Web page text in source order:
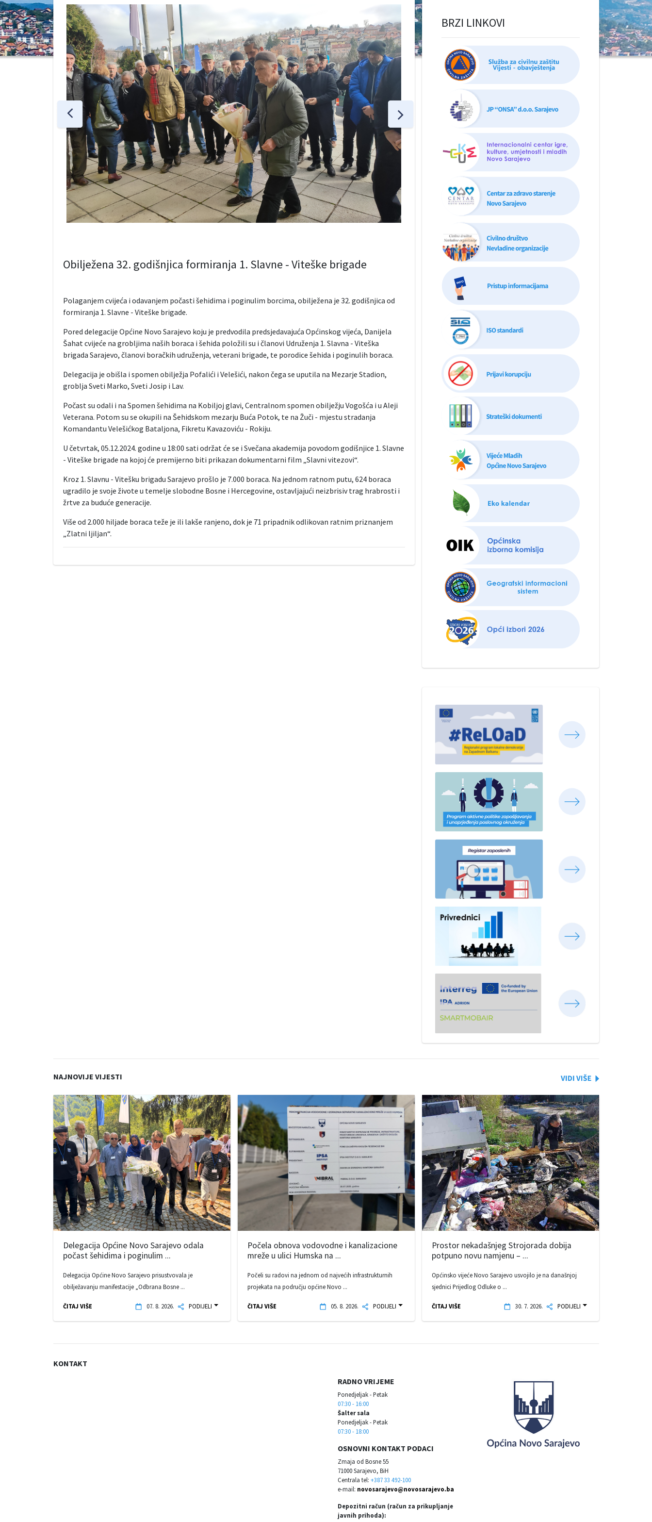
Obilježena 32. godišnjica formiranja 1. Slavne - Viteške brigade
Polaganjem cvijeća i odavanjem počasti šehidima i poginulim borcima, obilježena je 32. godišnjica od
formiranja 1. Slavne - Viteške brigade.
Pored delegacije Općine Novo Sarajevo koju je predvodila predsjedavajuća Općinskog vijeća, Danijela
Šahat cvijeće na grobljima naših boraca i šehida položili su i članovi Udruženja 1. Slavna - Viteška
brigada Sarajevo, članovi boračkih udruženja, veterani brigade, te porodice šehida i poginulih boraca.
Delegacija je obišla i spomen obilježja Pofalići i Velešići, nakon čega se uputila na Mezarje Stadion,
groblja Sveti Marko, Sveti Josip i Lav.
Počast su odali i na Spomen šehidima na Kobiljoj glavi, Centralnom spomen obilježju Vogošća i u Aleji
Veterana. Potom su se okupili na Šehidskom mezarju Buća Potok, te na Žuči - mjestu stradanja
Komandantu Velešićkog Bataljona, Fikretu Kavazoviću - Rokiju.
U četvrtak, 05.12.2024. godine u 18:00 sati održat će se i Svečana akademija povodom godišnjice 1. Slavne
- Viteške brigade na kojoj će premijerno biti prikazan dokumentarni film „Slavni vitezovi“.
Kroz 1. Slavnu - Vitešku brigadu Sarajevo prošlo je 7.000 boraca. Na jednom ratnom putu, 624 boraca
ugradilo je svoje živote u temelje slobodne Bosne i Hercegovine, ostavljajući neizbrisiv trag hrabrosti i
žrtve za buduće generacije.
Više od 2.000 hiljade boraca teže je ili lakše ranjeno, dok je 71 pripadnik odlikovan ratnim priznanjem
„Zlatni ljiljan“.
BRZI LINKOVI
NAJNOVIJE VIJESTI
Delegacija Općine Novo Sarajevo odala
počast šehidima i poginulim ...
Delegacija Općine Novo Sarajevo prisustvovala je
obilježavanju manifestacije „Odbrana Bosne ...
ČITAJ VIŠE 07. 8. 2026. PODIJELI
Počela obnova vodovodne i kanalizacione
mreže u ulici Humska na ...
Počeli su radovi na jednom od najvećih infrastrukturnih
projekata na području općine Novo ...
ČITAJ VIŠE 05. 8. 2026. PODIJELI
Prostor nekadašnjeg Strojorada dobija
potpuno novu namjenu – ...
Općinsko vijeće Novo Sarajevo usvojilo je na današnjoj
sjednici Prijedlog Odluke o ...
ČITAJ VIŠE 30. 7. 2026. PODIJELI
KONTAKT
RADNO VRIJEME
Ponedjeljak - Petak
07:30 - 16:00
Šalter sala
Ponedjeljak - Petak
07:30 - 18:00
OSNOVNI KONTAKT PODACI
Zmaja od Bosne 55
71000 Sarajevo, BiH
Centrala tel: +387 33 492-100
e-mail: novosarajevo@novosarajevo.ba
Depozitni račun (račun za prikupljanje
javnih prihoda):